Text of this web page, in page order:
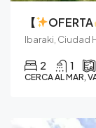
【 OFERTA
Ibaraki, Ciudad
2 1
CERCA AL MAR,